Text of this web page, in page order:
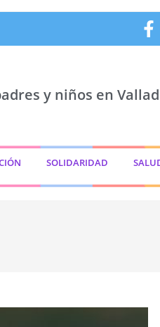
y niños en
SOLIDARIDAD